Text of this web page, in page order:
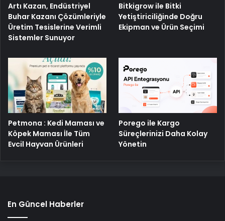
Artı Kazan, Endüstriyel
Buhar Kazanı Çözümleriyle
Üretim Tesislerine Verimli
Sistemler Sunuyor
Bitkigrow ile Bitki
Yetiştiriciliğinde Doğru
Ekipman ve Ürün Seçimi
Petmona : Kedi Maması ve
Köpek Maması İle Tüm
Evcil Hayvan Ürünleri
Porego ile Kargo
Süreçlerinizi Daha Kolay
Yönetin
En Güncel Haberler